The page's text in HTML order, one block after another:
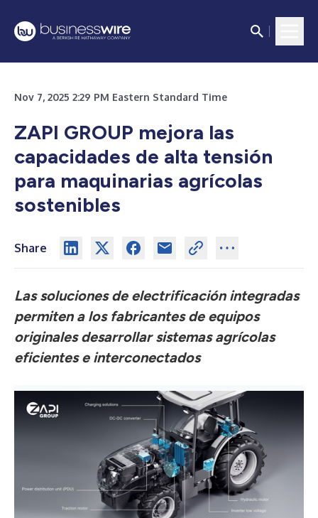
Nov 7, 2025 2:29 PM Eastern Standard Time
ZAPI GROUP mejora las
capacidades de alta tensión
para maquinarias agrícolas
sostenibles
Share
Las soluciones de electrificación integradas
permiten a los fabricantes de equipos
originales desarrollar sistemas agrícolas
eficientes e interconectados